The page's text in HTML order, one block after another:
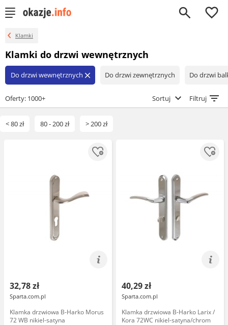
0
Klamki
Klamki do drzwi wewnętrznych
Do drzwi wewnętrznych close Do drzwi zewnętrznych Do drzwi
Oferty: 1000+ Sortuj Filtruj
< 80 zł 80 - 200 zł > 200 zł
32,78 zł
Sparta.com.pl
Klamka drzwiowa B-Harko Morus
72 WB nikiel-satyna
40,29 zł
Sparta.com.pl
Klamka drzwiowa B-Harko Larix /
Kora 72WC nikiel-satyna/chrom